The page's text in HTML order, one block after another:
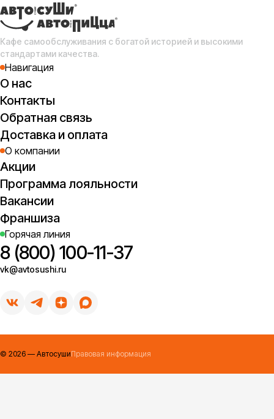
Кафе самообслуживания с богатой историей и высокими
стандартами качества.
Навигация
О нас
Контакты
Обратная связь
Доставка и оплата
О компании
Акции
Программа лояльности
Вакансии
Франшиза
Горячая линия
8 (800) 100-11-37
vk@avtosushi.ru
© 2026 — АвтосушиПравовая информация